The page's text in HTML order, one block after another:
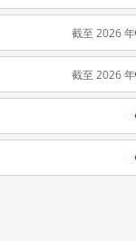
截至 2026 年
截至 2026 年